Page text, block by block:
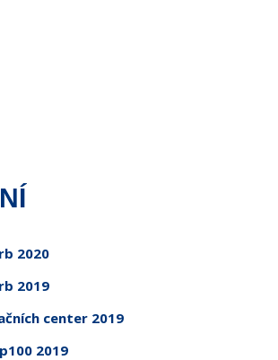
2020
2019
center 2019
2019